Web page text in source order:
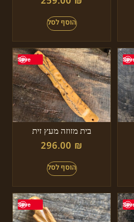
Save
בית מזוזה מעץ זית
296.00 ₪
Save